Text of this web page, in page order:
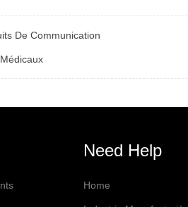
De Communication
Need Help
Home